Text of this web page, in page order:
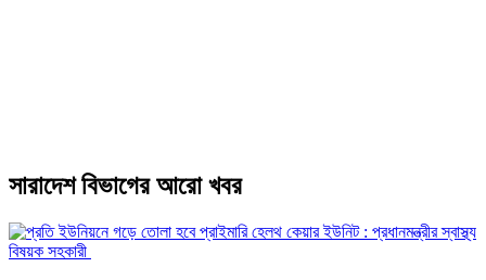
সারাদেশ বিভাগের আরো খবর